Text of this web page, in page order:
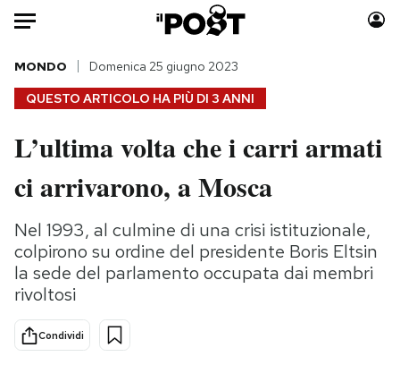
Auto
HOME
Italia
Politica
Tecnologia
Internet
Scienza
Cultura
Economia
Moda
Consumismi
Storie/Idee
Ok Boomer!
Media
QUESTO ARTICOLO HA PIÙ DI 3 ANNI
MONDO Domenica 25 giugno 2023
L’ultima volta che i carri armati
ci arrivarono, a Mosca
Nel 1993, al culmine di una crisi istituzionale,
colpirono su ordine del presidente Boris Eltsin
la sede del parlamento occupata dai membri
rivoltosi
Condividi